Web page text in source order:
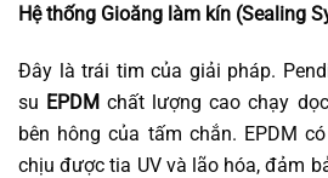
Hệ thống Gioăng làm kín (Sealing
Đây là trái tim của giải pháp.
su EPDM chất lượng cao chạy
bên hông của tấm chắn. EPDM
chịu được tia UV và lão hóa, đảm